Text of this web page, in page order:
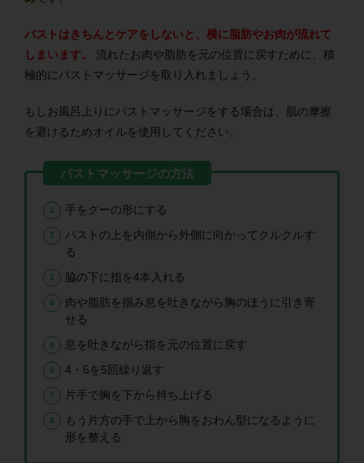
バストはきちんとケアをしないと、横に脂肪やお肉が流れて
しまいます。
流れたお肉や脂肪を元の位置に戻すために、積
極的にバストマッサージを取り入れましょう。
もしお風呂上りにバストマッサージをする場合は、肌の摩擦
を避けるためオイルを使用してください。
手をグーの形にする
バストの上を内側から外側に向かってクルクルす
る
脇の下に指を4本入れる
肉や脂肪を掴み息を吐きながら胸のほうに引き寄
せる
息を吐きながら指を元の位置に戻す
4・5を5回繰り返す
片手で胸を下から持ち上げる
もう片方の手で上から胸をおわん型になるように
形を整える